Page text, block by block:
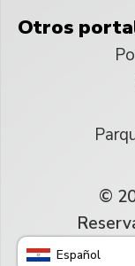
Otros
©
Español